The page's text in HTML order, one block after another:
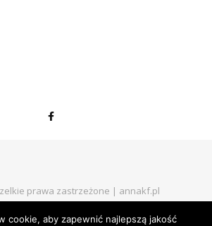
prawa zastrzeżone | annakf.pl
cookie, aby zapewnić najlepszą jakość